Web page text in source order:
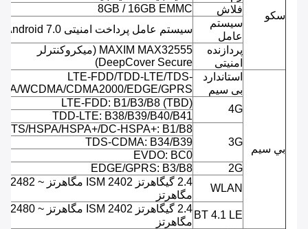
سکو
فلاش
8GB / 16GB EMMC
سیستم
عامل
سیستم عامل پرداخت امنیتی Android 7.0
پردازنده
امنیتی
MAXIM MAX32555 (میکروکنترلر
DeepCover Secure)
بي سيم
استاندارد
بی سیم
LTE-FDD/TDD-LTE/TDS-
WCDMA/CDMA2000/EDGE/GPRS
4G
LTE-FDD: B1/B3/B8 (TBD)
TDD-LTE: B38/B39/B40/B41
3G
HSPA/HSPA+/DC-HSPA+: B1/B8
TDS-CDMA: B34/B39
EVDO: BC0
2G
EDGE/GPRS: B3/B8
WLAN
2.4 گیگاهرتز ISM 2402 مگاهرتز ~ 2482
مگاهرتز
BT 4.1 LE
2.4 گیگاهرتز ISM 2402 مگاهرتز ~ 2480
مگاهرتز